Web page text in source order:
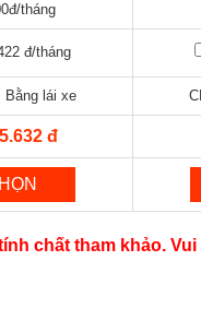
tháng
đ/tháng
Bằng lái xe
đ
chất tham khảo.